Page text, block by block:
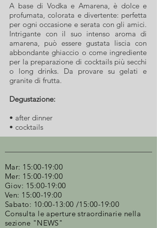
A base di Vodka e Amarena, è dolce e
profumata, colorata e divertente: perfetta
per ogni occasione e serata con gli amici.
Intrigante con il suo intenso aroma di
amarena, può essere gustata liscia con
abbondante ghiaccio o come ingrediente
per la preparazione di cocktails più secchi
o long drinks. Da provare su gelati e
granite di frutta.
Degustazione:
• after dinner
• cocktails
Mar: 15:00-19:00
Mer: 15:00-19:00
Giov: 15:00-19:00
Ven: 15:00-19:00
Sabato: 10:00-13:00 /15:00-19:00
Consulta le aperture straordinarie nella
sezione "NEWS"​